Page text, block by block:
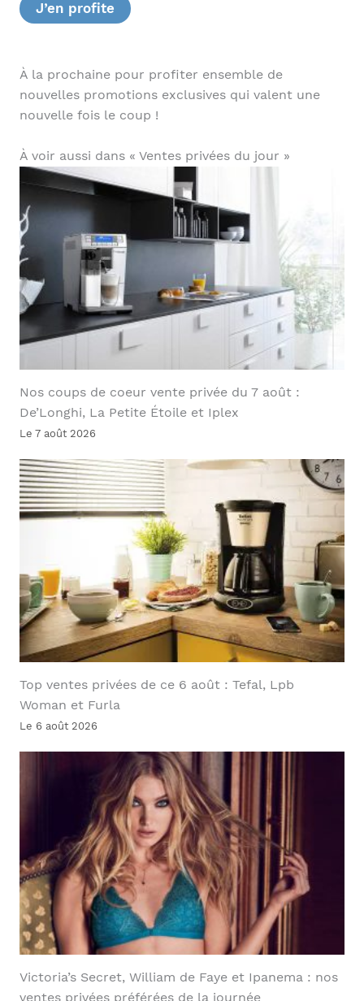
J’en profite
À la prochaine pour profiter ensemble de
nouvelles promotions exclusives qui valent une
nouvelle fois le coup !
À voir aussi dans « Ventes privées du jour »
Nos coups de coeur vente privée du 7 août :
De’Longhi, La Petite Étoile et Iplex
Le 7 août 2026
Top ventes privées de ce 6 août : Tefal, Lpb
Woman et Furla
Le 6 août 2026
Victoria’s Secret, William de Faye et Ipanema : nos
ventes privées préférées de la journée